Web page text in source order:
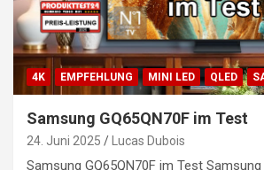
4K EMPFEHLUNG MINI LED QLED
Samsung GQ65QN70F im Test
24. Juni 2025 Lucas Dubois
Samsung GQ65QN70F im Test